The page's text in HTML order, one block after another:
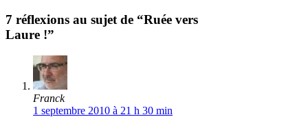
7 réflexions au sujet de “Ruée vers
Laure !”
Franck
1 septembre 2010 à 21 h 30 min